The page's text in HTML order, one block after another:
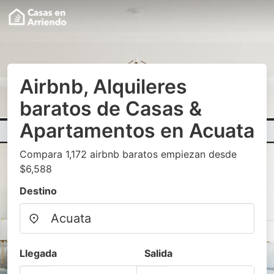
Airbnb, Alquileres
baratos de Casas &
Apartamentos en Acuata
Compara 1,172 airbnb baratos empiezan desde
$6,588
Destino
Llegada Salida